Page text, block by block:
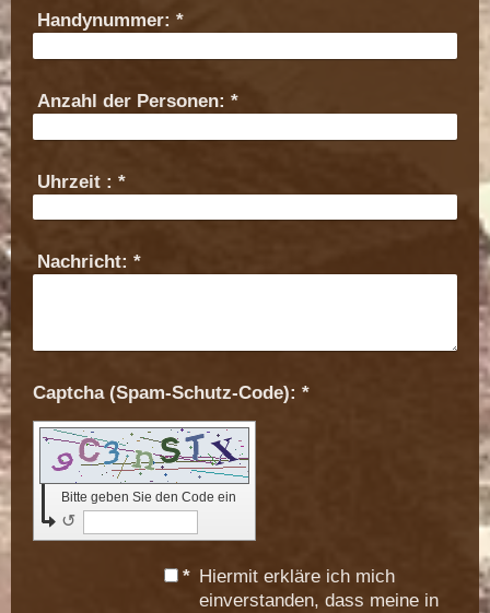
Handynummer: *
Anzahl der Personen: *
Uhrzeit : *
Nachricht: *
Captcha (Spam-Schutz-Code): *
Bitte geben Sie den Code ein
↺
* Hiermit erkläre ich mich
einverstanden, dass meine in